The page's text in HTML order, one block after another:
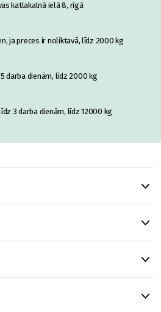
katlakalnā ielā 8, rīgā
ja preces ir noliktavā, līdz 2000 kg
darba dienām, līdz 2000 kg
3 darba dienām, līdz 12000 kg